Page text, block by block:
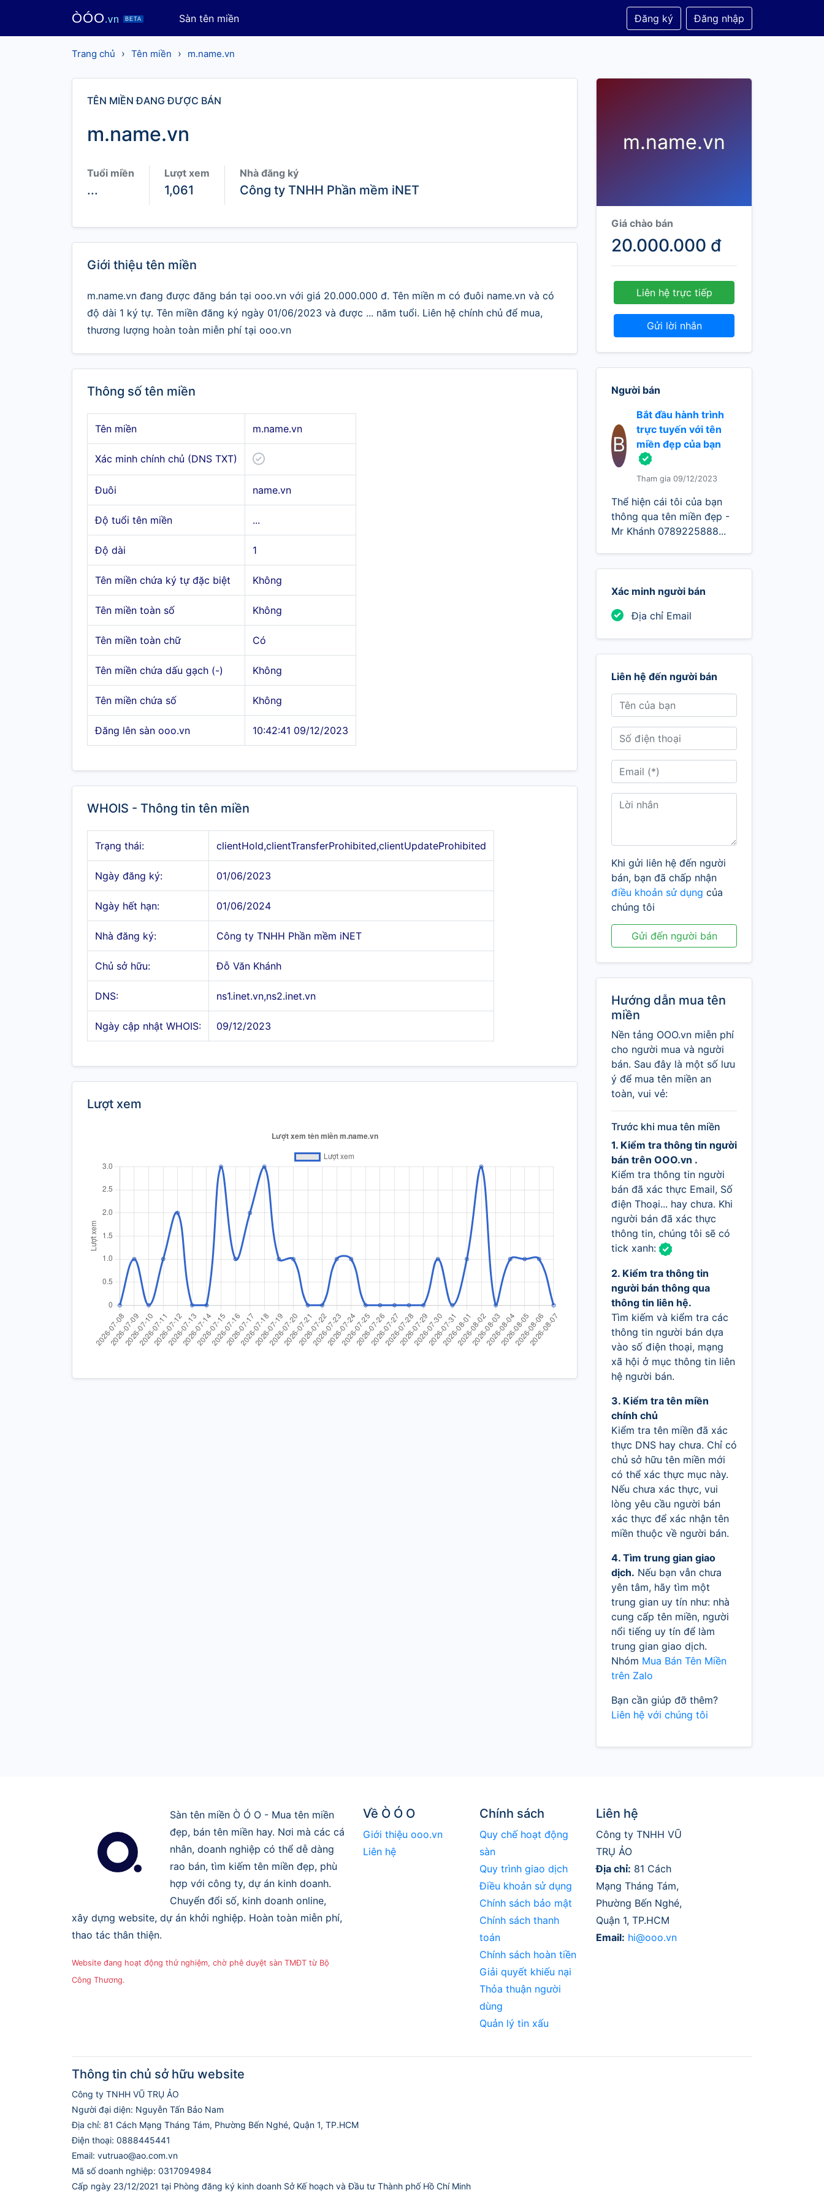
ÒÓO.vn BETA Sàn tên miền Đăng ký Đăng nhập
Trang chủ › Tên miền › m.name.vn
TÊN MIỀN ĐANG ĐƯỢC BÁN
m.name.vn
Tuổi miền
...
Lượt xem
1,061
Nhà đăng ký
Công ty TNHH Phần mềm iNET
Giới thiệu tên miền
m.name.vn đang được đăng bán tại ooo.vn với giá 20.000.000 đ. Tên miền m có đuôi name.vn và có
độ dài 1 ký tự. Tên miền đăng ký ngày 01/06/2023 và được ... năm tuổi. Liên hệ chính chủ để mua,
thương lượng hoàn toàn miễn phí tại ooo.vn
Thông số tên miền
Tên miền m.name.vn
Xác minh chính chủ (DNS TXT)
Đuôi name.vn
Độ tuổi tên miền ...
Độ dài 1
Tên miền chứa ký tự đặc biệt Không
Tên miền toàn số Không
Tên miền toàn chữ Có
Tên miền chứa dấu gạch (-) Không
Tên miền chứa số Không
Đăng lên sàn ooo.vn 10:42:41 09/12/2023
WHOIS - Thông tin tên miền
Trạng thái: clientHold,clientTransferProhibited,clientUpdateProhibited
Ngày đăng ký: 01/06/2023
Ngày hết hạn: 01/06/2024
Nhà đăng ký: Công ty TNHH Phần mềm iNET
Chủ sở hữu: Đỗ Văn Khánh
DNS: ns1.inet.vn,ns2.inet.vn
Ngày cập nhật WHOIS: 09/12/2023
Lượt xem
m.name.vn
Giá chào bán
20.000.000 đ
Liên hệ trực tiếp
Gửi lời nhắn
Người bán
B
Bắt đầu hành trình
trực tuyến với tên
miền đẹp của bạn
Tham gia 09/12/2023
Thể hiện cái tôi của bạn
thông qua tên miền đẹp -
Mr Khánh 0789225888...
Xác minh người bán
Địa chỉ Email
Liên hệ đến người bán
Khi gửi liên hệ đến người
bán, bạn đã chấp nhận
điều khoản sử dụng của
chúng tôi
Gửi đến người bán
Hướng dẫn mua tên
miền
Nền tảng OOO.vn miễn phí
cho người mua và người
bán. Sau đây là một số lưu
ý để mua tên miền an
toàn, vui vẻ:
Trước khi mua tên miền
1. Kiểm tra thông tin người
bán trên OOO.vn .
Kiểm tra thông tin người
bán đã xác thực Email, Số
điện Thoại... hay chưa. Khi
người bán đã xác thực
thông tin, chúng tôi sẽ có
tick xanh:
2. Kiểm tra thông tin
người bán thông qua
thông tin liên hệ.
Tìm kiếm và kiểm tra các
thông tin người bán dựa
vào số điện thoại, mạng
xã hội ở mục thông tin liên
hệ người bán.
3. Kiểm tra tên miền
chính chủ
Kiểm tra tên miền đã xác
thực DNS hay chưa. Chỉ có
chủ sở hữu tên miền mới
có thể xác thực mục này.
Nếu chưa xác thực, vui
lòng yêu cầu người bán
xác thực để xác nhận tên
miền thuộc về người bán.
4. Tìm trung gian giao
dịch. Nếu bạn vẫn chưa
yên tâm, hãy tìm một
trung gian uy tín như: nhà
cung cấp tên miền, người
nổi tiếng uy tín để làm
trung gian giao dịch.
Nhóm Mua Bán Tên Miền
trên Zalo
Bạn cần giúp đỡ thêm?
Liên hệ với chúng tôi
Sàn tên miền Ò Ó O - Mua tên miền
đẹp, bán tên miền hay. Nơi mà các cá
nhân, doanh nghiệp có thể dễ dàng
rao bán, tìm kiếm tên miền đẹp, phù
hợp với công ty, dự án kinh doanh.
Chuyển đổi số, kinh doanh online,
xây dựng website, dự án khởi nghiệp. Hoàn toàn miễn phí,
thao tác thân thiện.
Website đang hoạt động thử nghiệm, chờ phê duyệt sàn TMĐT từ Bộ
Công Thương.
Về Ò Ó O
Giới thiệu ooo.vn
Liên hệ
Chính sách
Quy chế hoạt động
sàn
Quy trình giao dịch
Điều khoản sử dụng
Chính sách bảo mật
Chính sách thanh
toán
Chính sách hoàn tiền
Giải quyết khiếu nại
Thỏa thuận người
dùng
Quản lý tin xấu
Liên hệ
Công ty TNHH VŨ
TRỤ ẢO
Địa chỉ: 81 Cách
Mạng Tháng Tám,
Phường Bến Nghé,
Quận 1, TP.HCM
Email: hi@ooo.vn
Thông tin chủ sở hữu website
Công ty TNHH VŨ TRỤ ẢO
Người đại diện: Nguyễn Tấn Bảo Nam
Địa chỉ: 81 Cách Mạng Tháng Tám, Phường Bến Nghé, Quận 1, TP.HCM
Điện thoại: 0888445441
Email: vutruao@ao.com.vn
Mã số doanh nghiệp: 0317094984
Cấp ngày 23/12/2021 tại Phòng đăng ký kinh doanh Sở Kế hoạch và Đầu tư Thành phố Hồ Chí Minh